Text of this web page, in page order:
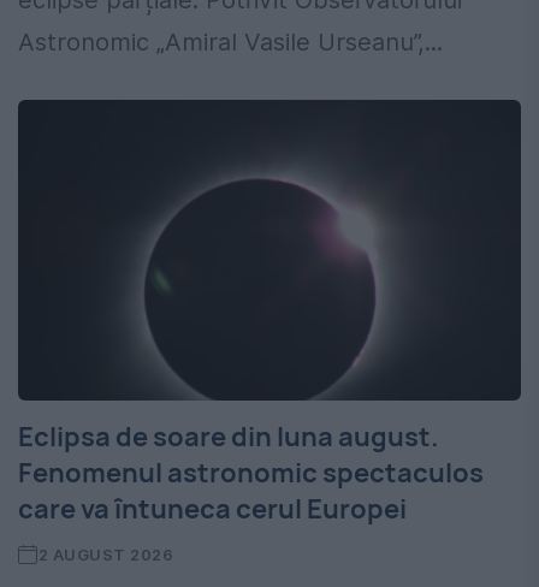
Astronomic „Amiral Vasile Urseanu”,...
Eclipsa de soare din luna august.
Fenomenul astronomic spectaculos
care va întuneca cerul Europei
2 AUGUST 2026